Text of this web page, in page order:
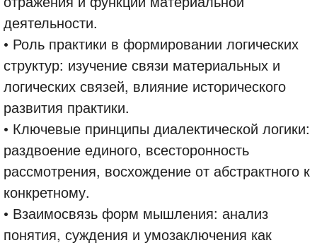
деятельности.
• Роль практики в формировании логических
структур: изучение связи материальных и
логических связей, влияние исторического
развития практики.
• Ключевые принципы диалектической логики:
раздвоение единого, всесторонность
рассмотрения, восхождение от абстрактного к
конкретному.
• Взаимосвязь форм мышления: анализ
понятия, суждения и умозаключения как